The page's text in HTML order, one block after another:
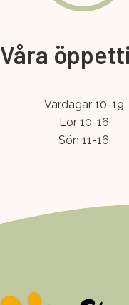
Våra
Vardagar 10-19
Lör 10-16
Sön 11-16